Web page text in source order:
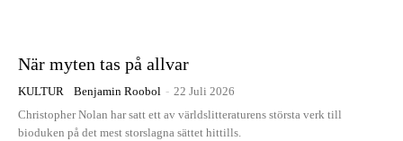
När myten tas på allvar
KULTUR Benjamin Roobol - 22 Juli 2026
Christopher Nolan har satt ett av världslitteraturens största verk till
bioduken på det mest storslagna sättet hittills.